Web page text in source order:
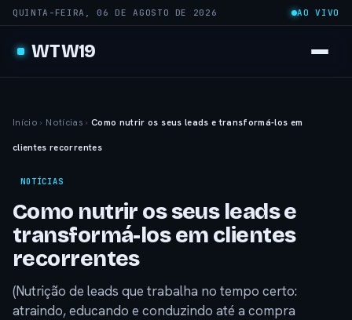
QUINTA-FEIRA, 06 DE AGOSTO DE 2026 AO VIVO
WTW19
Início › Notícias › Como nutrir os seus leads e transformá-los em
clientes recorrentes
NOTÍCIAS
Como nutrir os seus leads e
transformá-los em clientes
recorrentes
(Nutrição de leads que trabalha no tempo certo:
atraindo, educando e conduzindo até a compra